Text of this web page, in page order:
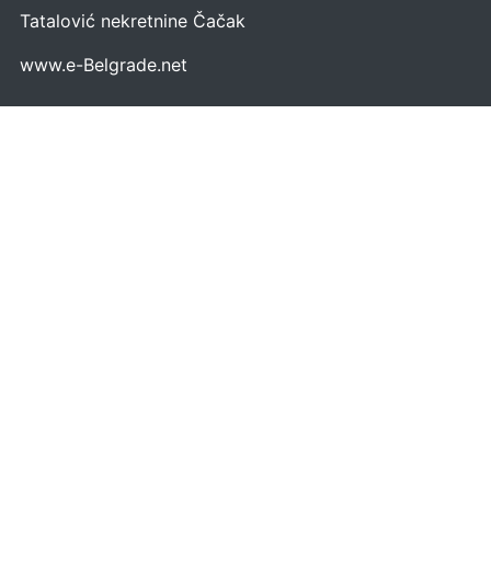
Tatalović nekretnine Čačak
www.e-Belgrade.net